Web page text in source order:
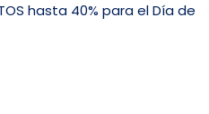
hasta 40% para el Día de